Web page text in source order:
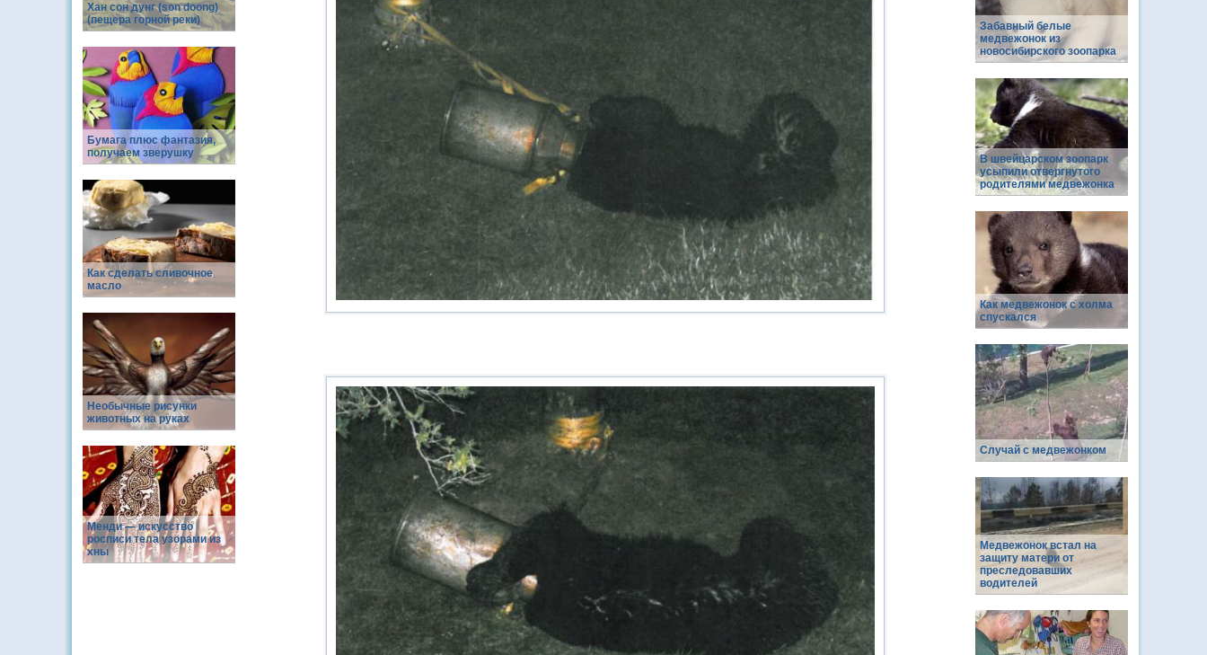
Хан сон дунг (son doong)
(пещера горной реки)
Бумага плюс фантазия,
получаем зверушку
Как сделать сливочное
масло
Необычные рисунки
животных на руках
Менди — искусство
росписи тела узорами из
хны
Забавный белые
медвежонок из
новосибирского зоопарка
В швейцарском зоопарк
усыпили отвергнутого
родителями медвежонка
Как медвежонок с холма
спускался
Случай с медвежонком
Медвежонок встал на
защиту матери от
преследовавших
водителей